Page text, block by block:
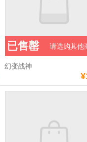
幻变战神
已售罄 请选购其他